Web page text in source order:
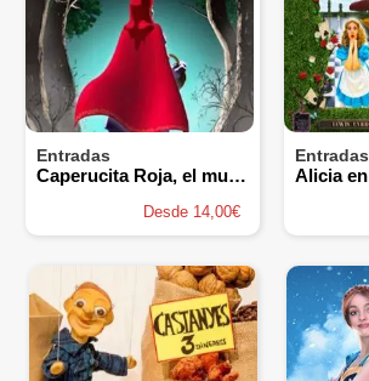
Entradas
Caperucita Roja, el musical- Cía La Bicicleta
Desde 14,00€
Entradas